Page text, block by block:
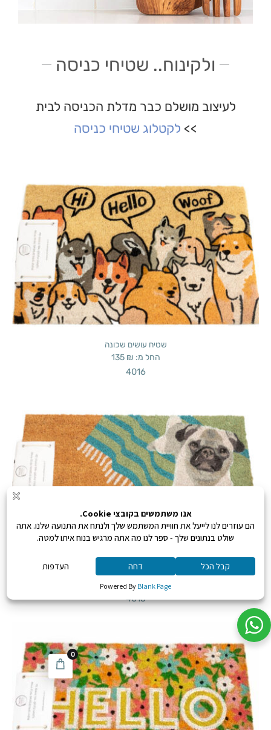
ולקינוח.. שטיחי כניסה
לעיצוב מושלם כבר מדלת הכניסה לבית
>> לקטלוג שטיחי כניסה
שטיח עושים שכונה
החל מ: 135 ₪
4016
שטיח בולדוג צרפתי
החל מ: 135₪
4015
0